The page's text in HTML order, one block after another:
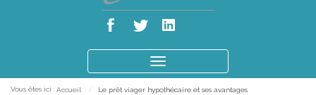
le
Vous êtes ici : Accueil Le prêt viager hypothécaire et ses avantages